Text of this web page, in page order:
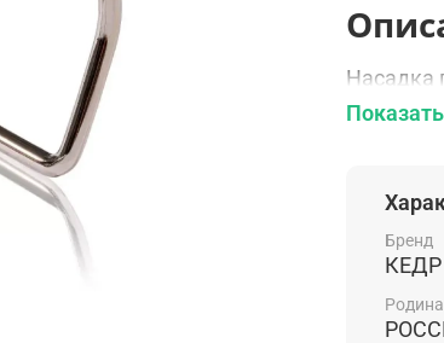
Насадка
Россия
Бренд
КЕДР